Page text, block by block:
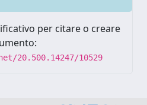
per citare o creare
20.500.14247/10529